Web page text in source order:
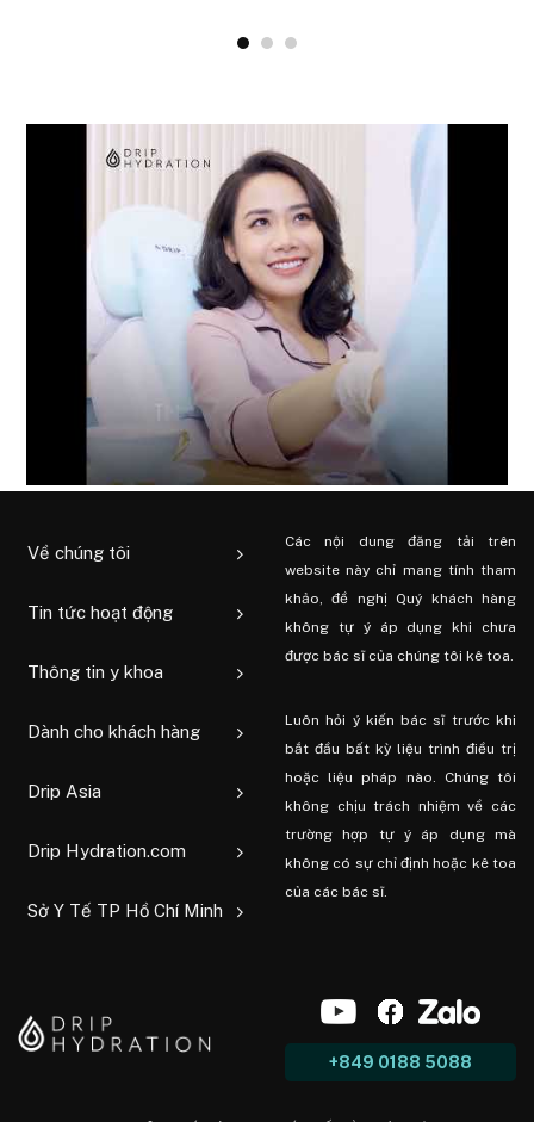
Về chúng tôi
Tin tức hoạt động
Thông tin y khoa
Dành cho khách hàng
Drip Asia
Drip Hydration.com
Sở Y Tế TP Hồ Chí Minh
Các nội dung đăng tải trên
website này chỉ mang tính tham
khảo, đề nghị Quý khách hàng
không tự ý áp dụng khi chưa
được bác sĩ của chúng tôi kê toa.
Luôn hỏi ý kiến ​​bác sĩ trước khi
bắt đầu bất kỳ liệu trình điều trị
hoặc liệu pháp nào. Chúng tôi
không chịu trách nhiệm về các
trường hợp tự ý áp dụng mà
không có sự chỉ định hoặc kê toa
của các bác sĩ.
+849 0188 5088